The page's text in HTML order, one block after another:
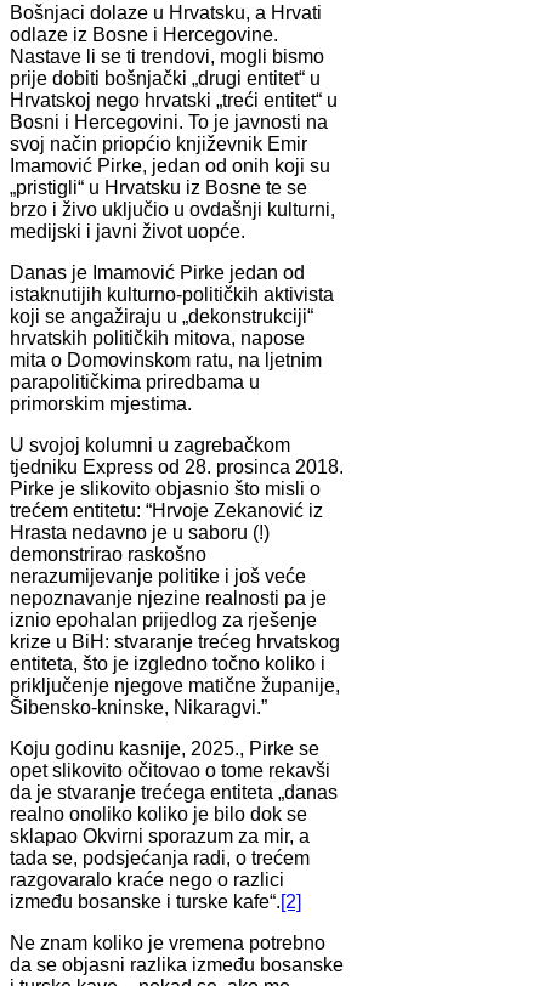
Bošnjaci dolaze u Hrvatsku, a Hrvati
odlaze iz Bosne i Hercegovine.
Nastave li se ti trendovi, mogli bismo
prije dobiti bošnjački „drugi entitet“ u
Hrvatskoj nego hrvatski „treći entitet“ u
Bosni i Hercegovini. To je javnosti na
svoj način priopćio književnik Emir
Imamović Pirke, jedan od onih koji su
„pristigli“ u Hrvatsku iz Bosne te se
brzo i živo uključio u ovdašnji kulturni,
medijski i javni život uopće.
Danas je Imamović Pirke jedan od
istaknutijih kulturno-političkih aktivista
koji se angažiraju u „dekonstrukciji“
hrvatskih političkih mitova, napose
mita o Domovinskom ratu, na ljetnim
parapolitičkima priredbama u
primorskim mjestima.
U svojoj kolumni u zagrebačkom
tjedniku Express od 28. prosinca 2018.
Pirke je slikovito objasnio što misli o
trećem entitetu: “Hrvoje Zekanović iz
Hrasta nedavno je u saboru (!)
demonstrirao raskošno
nerazumijevanje politike i još veće
nepoznavanje njezine realnosti pa je
iznio epohalan prijedlog za rješenje
krize u BiH: stvaranje trećeg hrvatskog
entiteta, što je izgledno točno koliko i
priključenje njegove matične županije,
Šibensko-kninske, Nikaragvi.”
Koju godinu kasnije, 2025., Pirke se
opet slikovito očitovao o tome rekavši
da je stvaranje trećega entiteta „danas
realno onoliko koliko je bilo dok se
sklapao Okvirni sporazum za mir, a
tada se, podsjećanja radi, o trećem
razgovaralo kraće nego o razlici
između bosanske i turske kafe“.[2]
Ne znam koliko je vremena potrebno
da se objasni razlika između bosanske